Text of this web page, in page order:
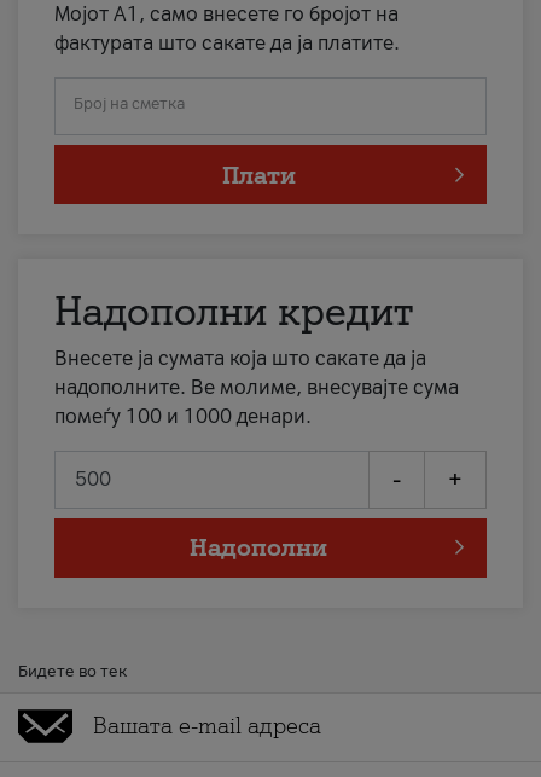
Мојот А1, само внесете го бројот на
фактурата што сакате да ја платите.
Број на сметка
Плати
Надополни кредит
Внесете ја сумата која што сакате да ја
надополните. Ве молиме, внесувајте сума
помеѓу 100 и 1000 денари.
- +
Надополни
Бидете во тек